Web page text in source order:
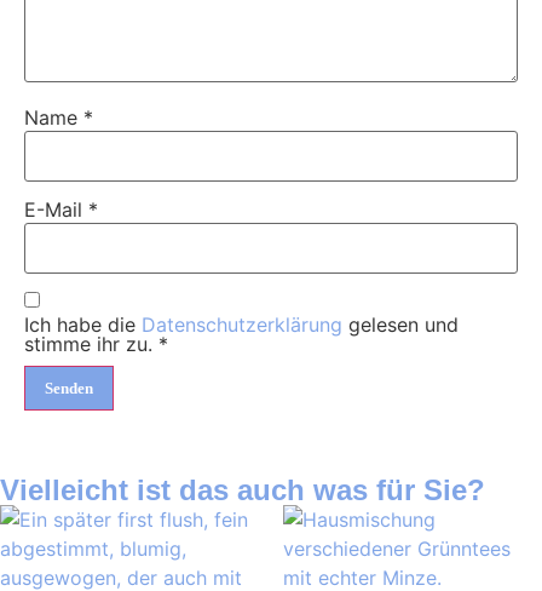
Name *
E-Mail *
Ich habe die Datenschutzerklärung gelesen und
stimme ihr zu. *
Vielleicht ist das auch was für Sie?